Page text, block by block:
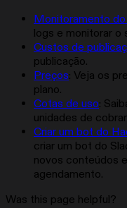
Monitoramento
logs e monitorar o
Custos de
publicação.
Preços: Veja os
plano.
Cotas de uso:
unidades de
Criar um bot do
criar um bot do
novos conteúdos
agendamento.
Was this page helpful?